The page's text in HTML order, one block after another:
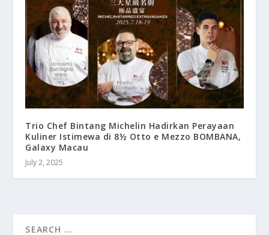
Trio Chef Bintang Michelin Hadirkan Perayaan
Kuliner Istimewa di 8½ Otto e Mezzo BOMBANA,
Galaxy Macau
July 2, 2025